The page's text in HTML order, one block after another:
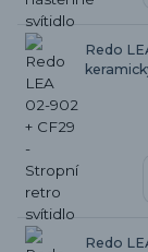
Redo
Redo